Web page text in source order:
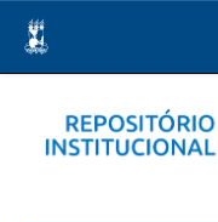
navigation